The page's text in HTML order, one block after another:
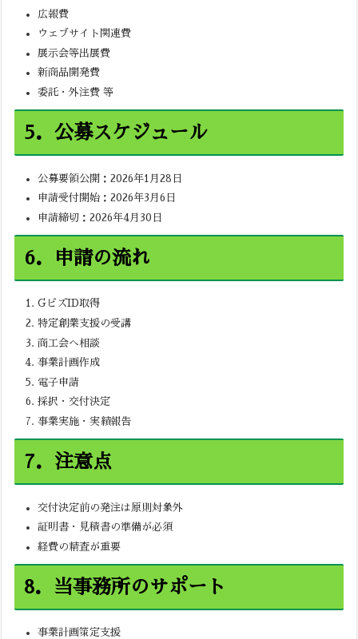
広報費
ウェブサイト関連費
展示会等出展費
新商品開発費
委託・外注費 等
5．公募スケジュール
公募要領公開：2026年1月28日
申請受付開始：2026年3月6日
申請締切：2026年4月30日
6．申請の流れ
GビズID取得
特定創業支援の受講
商工会へ相談
事業計画作成
電子申請
採択・交付決定
事業実施・実績報告
7．注意点
交付決定前の発注は原則対象外
証明書・見積書の準備が必須
経費の精査が重要
8．当事務所のサポート
事業計画策定支援